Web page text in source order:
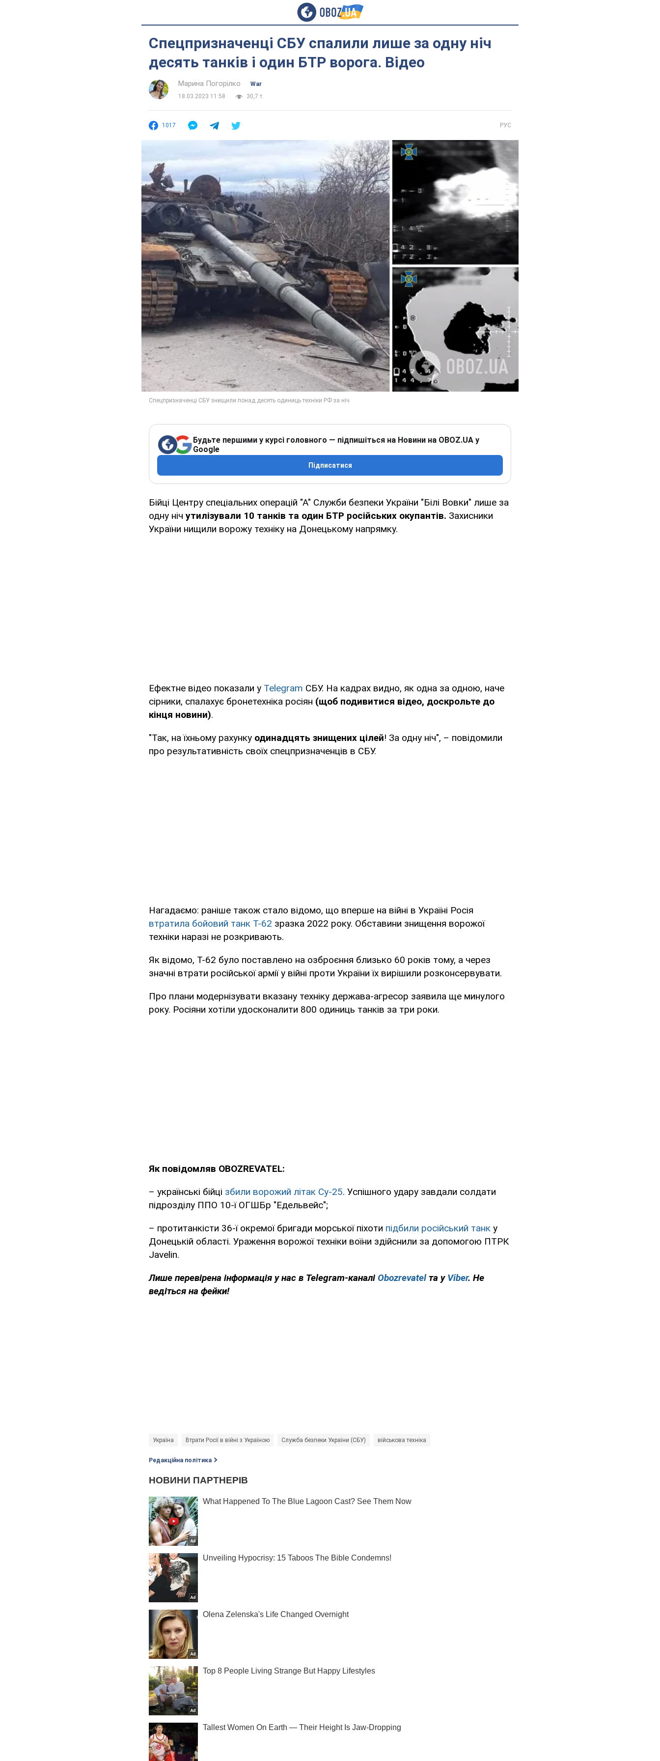
Спецпризначенці СБУ спалили лише за одну ніч
десять танків і один БТР ворога. Відео
Марина Погорілко
War
18.03.2023 11:58
30,7 т.
1017 РУС
Будьте першими у курсі головного — підпишіться на Новини на OBOZ.UA у
Google
Підписатися
Бійці Центру спеціальних операцій "А" Служби безпеки України "Білі Вовки" лише за
одну ніч утилізували 10 танків та один БТР російських окупантів. Захисники
України нищили ворожу техніку на Донецькому напрямку.
Ефектне відео показали у Telegram СБУ. На кадрах видно, як одна за одною, наче
сірники, спалахує бронетехніка росіян (щоб подивитися відео, доскрольте до
кінця новини).
"Так, на їхньому рахунку одинадцять знищених цілей! За одну ніч", – повідомили
про результативність своїх спецпризначенців в СБУ.
Нагадаємо: раніше також стало відомо, що вперше на війні в Україні Росія
втратила бойовий танк Т-62 зразка 2022 року. Обставини знищення ворожої
техніки наразі не розкривають.
Як відомо, Т-62 було поставлено на озброєння близько 60 років тому, а через
значні втрати російської армії у війні проти України їх вирішили розконсервувати.
Про плани модернізувати вказану техніку держава-агресор заявила ще минулого
року. Росіяни хотіли удосконалити 800 одиниць танків за три роки.
Як повідомляв OBOZREVATEL:
– українські бійці збили ворожий літак Су-25. Успішного удару завдали солдати
підрозділу ППО 10-ї ОГШБр "Едельвейс";
– протитанкісти 36-ї окремої бригади морської піхоти підбили російський танк у
Донецькій області. Ураження ворожої техніки воїни здійснили за допомогою ПТРК
Javelin.
Лише перевірена інформація у нас в Telegram-каналі Obozrevatelта у Viber. Не
ведіться на фейки!
Україна Втрати Росії в війні з Україною Служба безпеки України (СБУ) військова техніка
Редакційна політика